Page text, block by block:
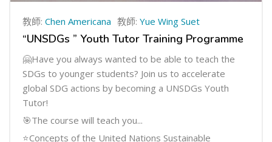
教師: Chen Americana 教師: Yue Wing Suet
“UNSDGs ” Youth Tutor Training Programme
🤗Have you always wanted to be able to teach the
SDGs to younger students? Join us to accelerate
global SDG actions by becoming a UNSDGs Youth
Tutor!
🎯The course will teach you...
⭐Concepts of the United Nations Sustainable